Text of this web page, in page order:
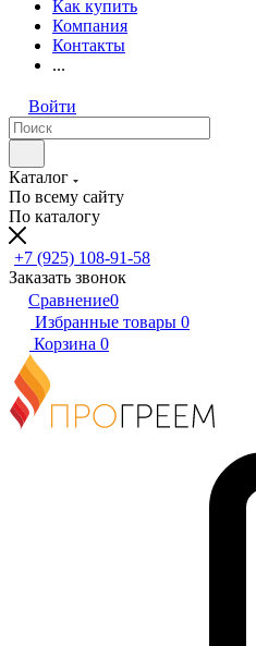
Как купить
Компания
Контакты
...
Войти
Каталог
По всему сайту
По каталогу
+7 (925) 108-91-58
Заказать звонок
Сравнение0
Избранные товары 0
Корзина 0